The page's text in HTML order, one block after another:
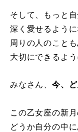
そして、もっと
深く愛せるように
周りの人のこと
大切にできるよう
みなさん、 今、
この乙女座の新
どうか自分の中に